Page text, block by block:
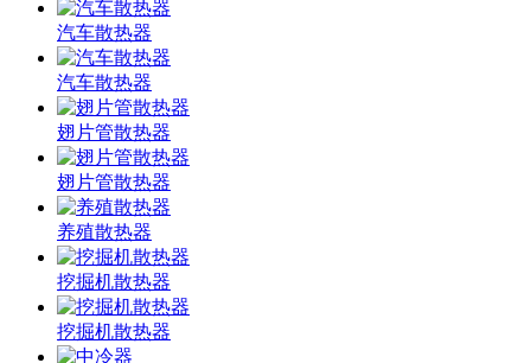
汽车散热器
汽车散热器
翅片管散热器
翅片管散热器
养殖散热器
挖掘机散热器
挖掘机散热器